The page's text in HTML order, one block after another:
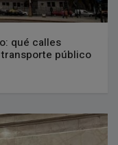
qué calles
público